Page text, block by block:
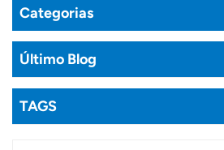
Português(Brasil)
Categorias
Último Blog
TAGS